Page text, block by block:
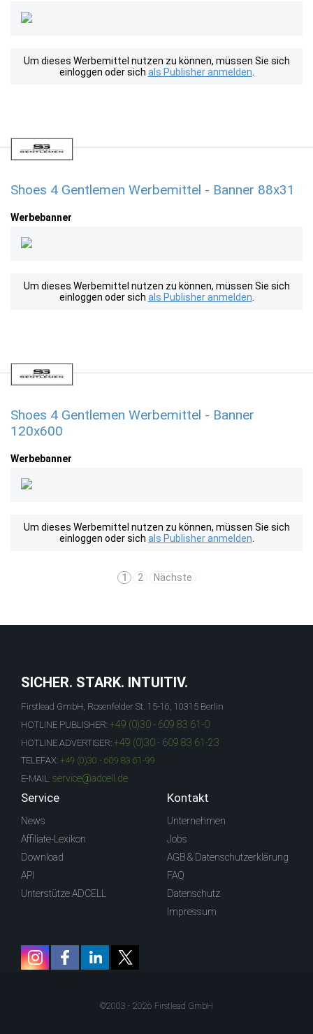
Um dieses Werbemittel nutzen zu können, müssen Sie sich
einloggen oder sich als Publisher anmelden
Shoes 4 Gentlemen Werbemittel - Banner 88x31
Werbebanner
Um dieses Werbemittel nutzen zu können, müssen Sie sich
einloggen oder sich als Publisher anmelden
Shoes 4 Gentlemen Werbemittel - Banner
120x600
Werbebanner
Um dieses Werbemittel nutzen zu können, müssen Sie sich
einloggen oder sich als Publisher anmelden
1 2 Nächste
SICHER. STARK. INTUITIV.
Firstlead GmbH, Rosenfelder St. 15-16, 10315 Berlin
HOTLINE PUBLISHER: +49 (0)30 - 609 83 61-0
HOTLINE ADVERTISER: +49 (0)30 - 609 83 61-23
TELEFAX: +49 (0)30 - 609 83 61-99
E-MAIL: service@adcell.de
Service
News
Affiliate-Lexikon
Download
API
Unterstütze ADCELL
Kontakt
Unternehmen
Jobs
AGB & Datenschutzerklärung
FAQ
Datenschutz
Impressum
©2003 - 2026 Firstlead GmbH